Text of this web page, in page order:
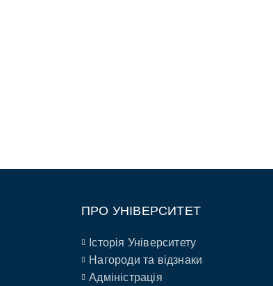
ПРО УНІВЕРСИТЕТ
Історія Університету
Нагороди та відзнаки
Адміністрація